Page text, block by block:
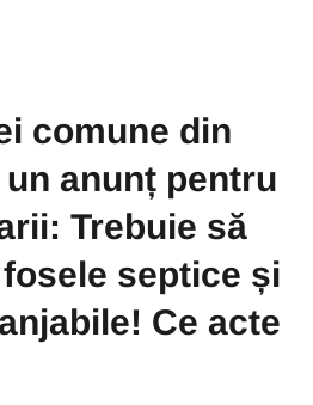
comune din
anunț pentru
Trebuie să
septice și
Ce acte